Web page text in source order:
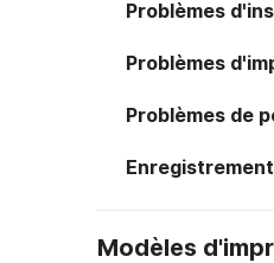
Problèmes
Problèmes
Problèmes de
Enregistrement
Modèles